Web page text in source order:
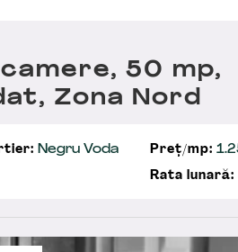
50 mp,
Zona Nord
Negru Voda Preț/mp:
Rata lunară: